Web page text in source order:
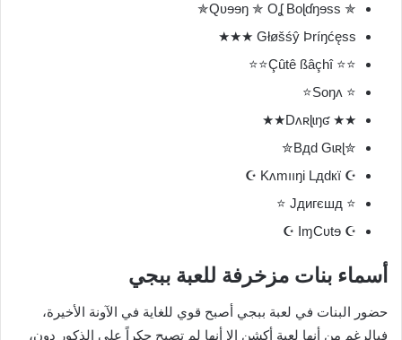
✯ Qʋɘɘŋ ✯ Oʆ Boɭɗŋɘss✯
Głøšśŷ Þríŋćęss ★★★
⭐⭐ Çûtê ßâçhî⭐⭐
⭐ Soŋʌ⭐
★★ Dʌʀɭɩŋʛ★★
✮Bдԁ Gɩʀɭ✮
☪ Kʌmııŋi Lдԁкї ☪
⭐ Jдигєшд ⭐
☪ IɱCʋtɘ ☪
أسماء بنات مزخرفة للعبة ببجي
حضور البنات في لعبة ببجي أصبح قوي للغاية في الآونة الأخيرة،
فبالرغم من أنها لعبة أكشن إلا أنها لم تصبح حكراً على الذكور دون،